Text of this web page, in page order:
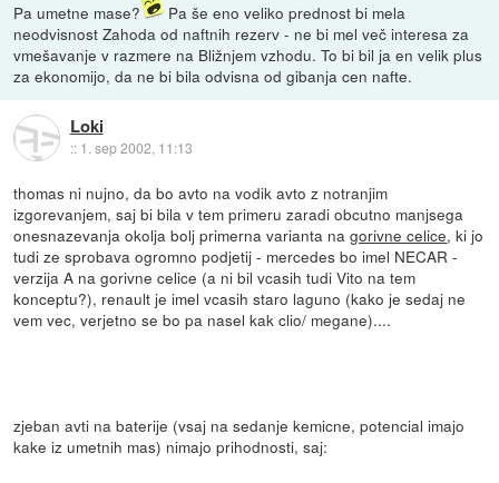
Pa umetne mase?
Pa še eno veliko prednost bi mela
neodvisnost Zahoda od naftnih rezerv - ne bi mel več interesa za
vmešavanje v razmere na Bližnjem vzhodu. To bi bil ja en velik plus
za ekonomijo, da ne bi bila odvisna od gibanja cen nafte.
Loki
:: 1. sep 2002, 11:13
thomas ni nujno, da bo avto na vodik avto z notranjim
izgorevanjem, saj bi bila v tem primeru zaradi obcutno manjsega
onesnazevanja okolja bolj primerna varianta nagorivne celice, ki jo
tudi ze sprobava ogromno podjetij - mercedes bo imel NECAR -
verzija A na gorivne celice (a ni bil vcasih tudi Vito na tem
konceptu?), renault je imel vcasih staro laguno (kako je sedaj ne
vem vec, verjetno se bo pa nasel kak clio/ megane)....
zjeban avti na baterije (vsaj na sedanje kemicne, potencial imajo
kake iz umetnih mas) nimajo prihodnosti, saj: